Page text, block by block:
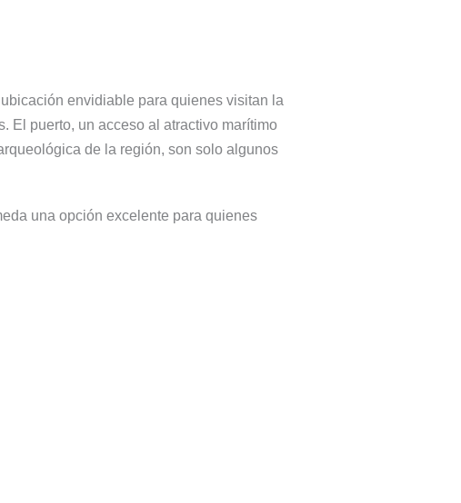
envidiable para quienes visitan la
El puerto, un acceso al atractivo marítimo
de la región, son solo algunos
una opción excelente para quienes